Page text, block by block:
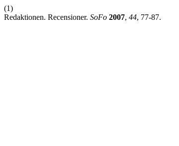
(1)
Redaktionen. Recensioner. SoFo 2007, 44, 77-87.